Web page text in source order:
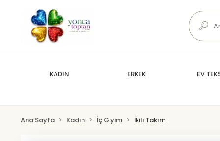
KADIN ERKEK EV
Ana Sayfa Kadın İç Giyim İkili Takım